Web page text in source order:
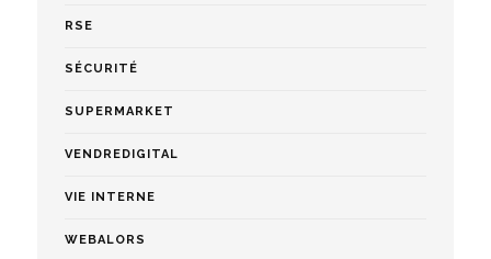
RSE
SÉCURITÉ
SUPERMARKET
VENDREDIGITAL
VIE INTERNE
WEBALORS